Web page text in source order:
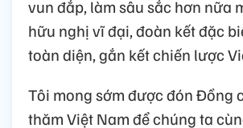
vun đắp, làm sâu sắc hơn nữa
hữu nghị vĩ đại, đoàn kết đặc
toàn diện, gắn kết chiến lược
Tôi mong sớm được đón Đồng
thăm Việt Nam để chúng ta